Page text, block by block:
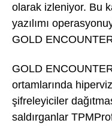
olarak izleniyor. Bu
yazılımı
GOLD
GOLD
ortamlarında
şifreleyiciler
saldırganlar